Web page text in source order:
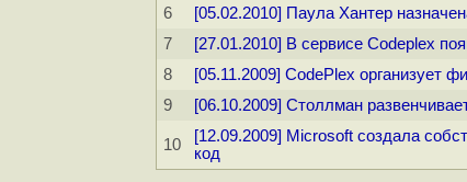
6
[05.02.2010] Паула Хантер
7
[27.01.2010] В сервисе Codeplex
8
[05.11.2009] CodePlex организует
9
[06.10.2009] Столлман
10
[12.09.2009] Microsoft создала
код